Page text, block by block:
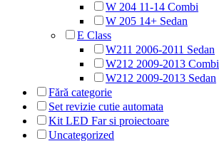
W 204 11-14 Combi
W 205 14+ Sedan
E Class
W211 2006-2011 Sedan
W212 2009-2013 Combi
W212 2009-2013 Sedan
Fără categorie
Set revizie cutie automata
Kit LED Far si proiectoare
Uncategorized